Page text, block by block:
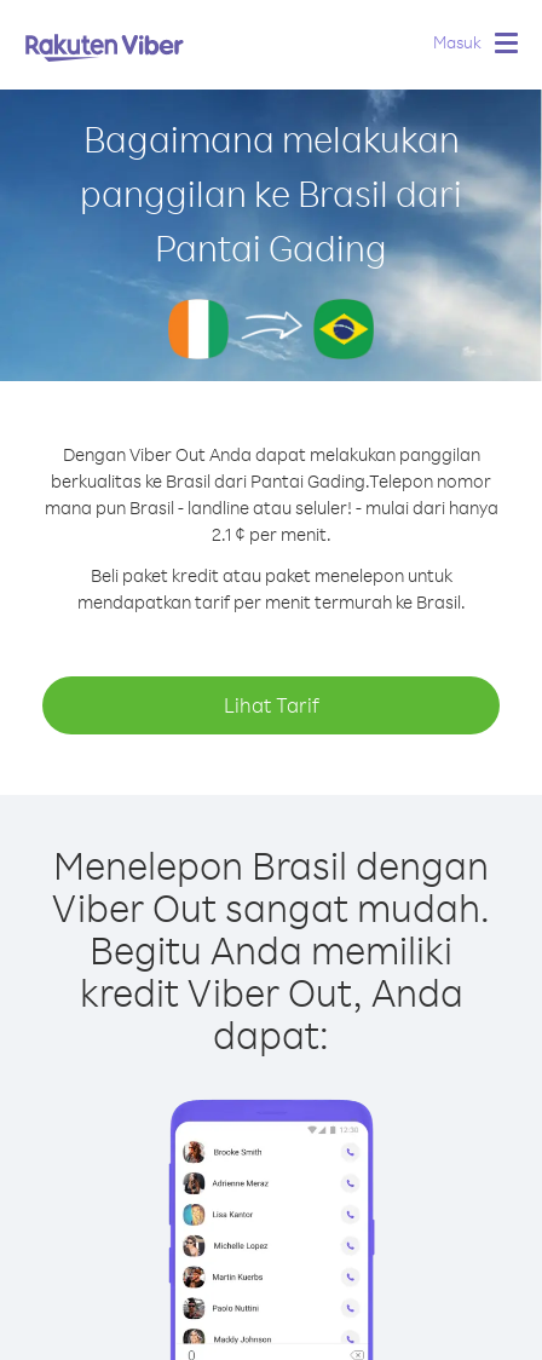
Masuk
Bagaimana melakukan
panggilan ke Brasil dari
Pantai Gading
Dengan Viber Out Anda dapat melakukan panggilan
berkualitas ke Brasil dari Pantai Gading.Telepon nomor
mana pun Brasil - landline atau seluler! - mulai dari hanya
2.1 ¢ per menit.
Beli paket kredit atau paket menelepon untuk
mendapatkan tarif per menit termurah ke Brasil.
Lihat Tarif
Menelepon Brasil dengan
Viber Out sangat mudah.
Begitu Anda memiliki
kredit Viber Out, Anda
dapat: